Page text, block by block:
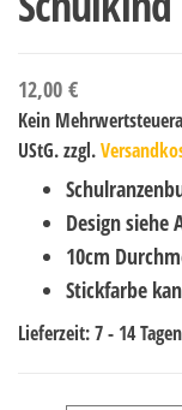
12,00 €
Kein
UStG.zzgl.
Design siehe
10cm
Stickfarbe
Lieferzeit:7 - 14 Tagen